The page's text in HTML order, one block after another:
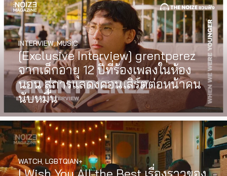
[Exclusive Interview] grentperez
จากเด็กอายุ 12 ปีที่ร้องเพลงในห้อง
นอน สู่การแสดงคอนเสิร์ตต่อหน้าคน
นับหมื่น
INTERVIEW,MUSIC
WATCH LGBTQIAN+